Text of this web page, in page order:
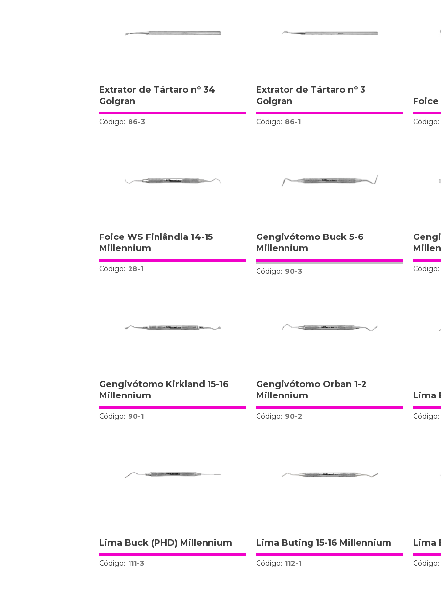
Extrator de Tártaro nº 34
Golgran
Código: 86-3
Extrator de Tártaro nº 3
Golgran
Código: 86-1
Foice
Código:
Foice WS Finlândia 14-15
Millennium
Código: 28-1
Gengivótomo Buck 5-6
Millennium
Código: 90-3 Código:
Gengivótomo Kirkland 15-16
Millennium
Código: 90-1
Gengivótomo Orban 1-2
Millennium
Código: 90-2
Lima
Código:
Lima Buck (PHD) Millennium
Código: 111-3
Lima Buting 15-16 Millennium
Código: 112-1
Lima
Código: